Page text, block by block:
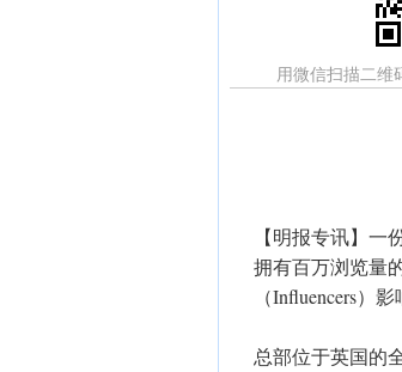
用微信扫描二维
【明报专讯】
拥有百万浏览量
（Influencers）
总部位于英国的